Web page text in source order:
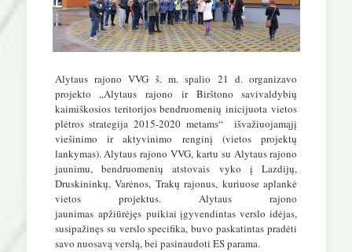
Alytaus rajono VVG š. m. spalio 21 d. organizavo
projekto „Alytaus rajono ir Birštono savivaldybių
kaimiškosios teritorijos bendruomenių inicijuota vietos
plėtros strategija 2015-2020 metams“ išvažiuojamąjį
viešinimo ir aktyvinimo renginį (vietos projektų
lankymas). Alytaus rajono VVG, kartu su Alytaus rajono
jaunimu, bendruomenių atstovais vyko į Lazdijų,
Druskininkų, Varėnos, Trakų rajonus, kuriuose aplankė
vietos projektus.
Alytaus rajono
jaunimas apžiūrėjęs puikiai įgyvendintas verslo idėjas,
susipažinęs su verslo specifika, buvo paskatintas pradėti
savo nuosavą verslą, bei pasinaudoti ES parama.